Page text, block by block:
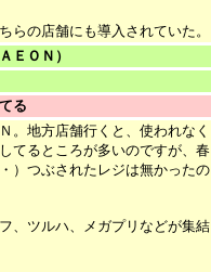
らの店舗にも導入されていた。
ＥＯＮ）
る
。地方店舗行くと、使われなく
てるところが多いのですが、春
）つぶされたレジは無かったの
、ツルハ、メガプリなどが集結